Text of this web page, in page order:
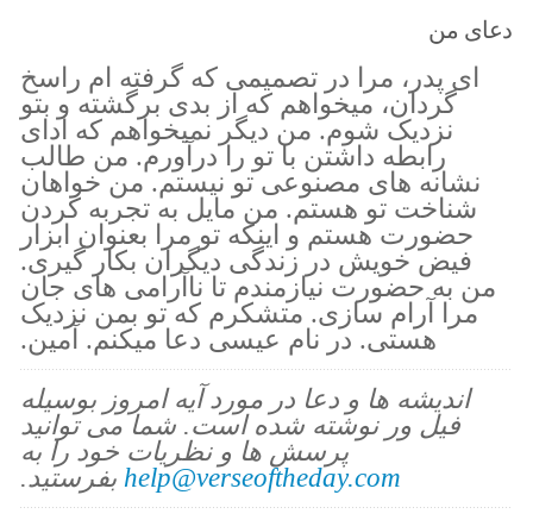
دعای من
ای پدر، مرا در تصمیمی که گرفته ام راسخ
گردان، میخواهم که از بدی برگشته و بتو
نزدیک شوم. من دیگر نمیخواهم که ادای
رابطه داشتن با تو را درآورم. من طالب
نشانه های مصنوعی تو نیستم. من خواهان
شناخت تو هستم. من مایل به تجربه کردن
حضورت هستم و اینکه تو مرا بعنوان ابزار
فیض خویش در زندگی دیگران بکار گیری.
من به حضورت نیازمندم تا ناآرامی های جان
مرا آرام سازی. متشکرم که تو بمن نزدیک
هستی. در نام عیسی دعا میکنم. آمین.
اندیشه ها و دعا در مورد آیه امروز بوسیله
فیل ور نوشته شده است. شما می توانید
پرسش ها و نظریات خود را به
help@verseoftheday.com بفرستید.